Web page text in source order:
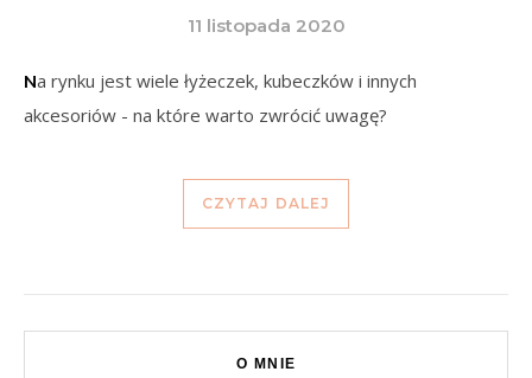
11 listopada 2020
Na rynku jest wiele łyżeczek, kubeczków i innych
akcesoriów - na które warto zwrócić uwagę?
CZYTAJ DALEJ
O MNIE